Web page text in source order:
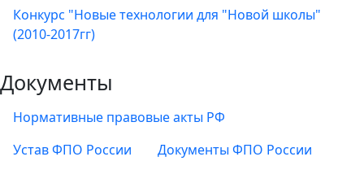
Конкурс "Новые технологии для "Новой школы"
(2010-2017гг)
Документы
Нормативные правовые акты РФ
Устав ФПО России
Документы ФПО России